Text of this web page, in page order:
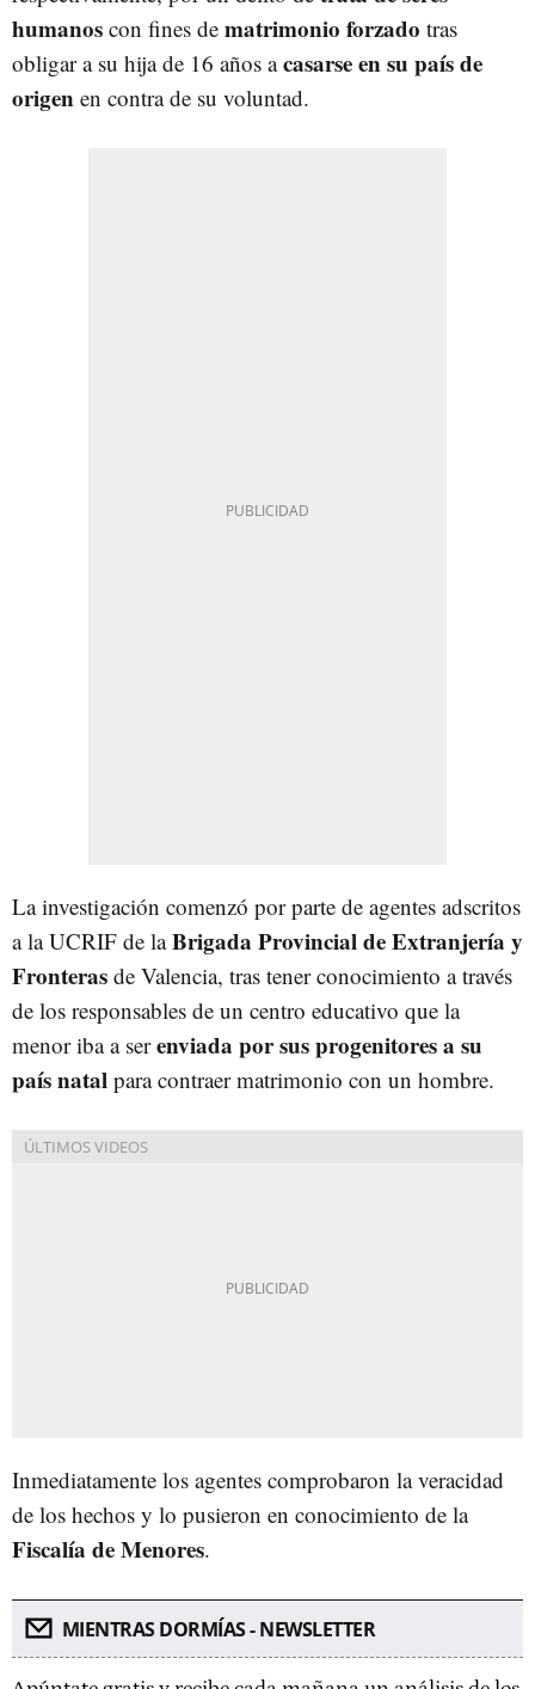
humanos con fines de matrimonio forzado tras
obligar a su hija de 16 años acasarse en su país de
origen en contra de su voluntad.
La investigación comenzó por parte de agentes adscritos
a la UCRIF de laBrigada Provincial de Extranjería y
Fronteras de Valencia, tras tener conocimiento a través
de los responsables de un centro educativo que la
menor iba a serenviada por sus progenitores a su
país natal para contraer matrimonio con un hombre.
Inmediatamente los agentes comprobaron la veracidad
de los hechos y lo pusieron en conocimiento de la
Fiscalía de Menores.
MIENTRAS DORMÍAS - NEWSLETTER